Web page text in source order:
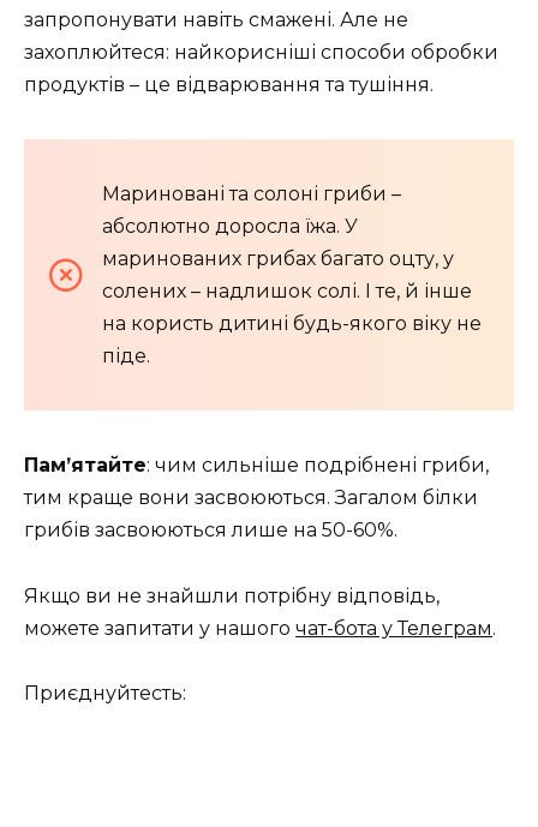
запропонувати навіть смажені. Але не
захоплюйтеся: найкорисніші способи обробки
продуктів – це відварювання та тушіння.
Мариновані та солоні гриби –
абсолютно доросла їжа. У
маринованих грибах багато оцту, у
солених – надлишок солі. І те, й інше
на користь дитині будь-якого віку не
піде.
Пам’ятайте: чим сильніше подрібнені гриби,
тим краще вони засвоюються. Загалом білки
грибів засвоюються лише на 50-60%.
Якщо ви не знайшли потрібну відповідь,
можете запитати у нашого чат-бота у Телеграм.
Приєднуйтесть: